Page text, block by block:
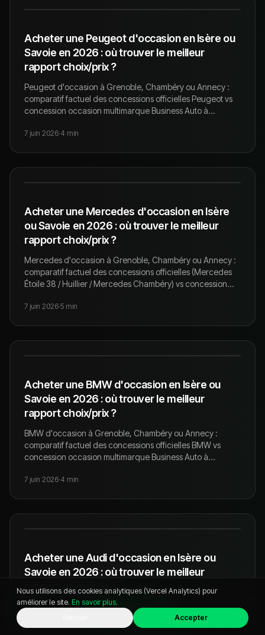
Acheter une Peugeot d'occasion en Isère ou
Savoie en 2026 : où trouver le meilleur
rapport choix/prix ?
Peugeot d'occasion à Grenoble, Chambéry ou Annecy :
comparatif factuel des concessions officielles Peugeot vs
concession occasion multimarque Business Auto à
2008, Rifter.
7 juin 2026·4 min
Acheter une Mercedes d'occasion en Isère
ou Savoie en 2026 : où trouver le meilleur
rapport choix/prix ?
Mercedes d'occasion à Grenoble, Chambéry ou Annecy :
comparatif factuel des concessions officielles (Mercedes
Étoile 38 / Huillier / Mercedes Chambéry) vs concession
prix, garantie, démarches.
7 juin 2026·5 min
Acheter une BMW d'occasion en Isère ou
Savoie en 2026 : où trouver le meilleur
rapport choix/prix ?
BMW d'occasion à Grenoble, Chambéry ou Annecy :
comparatif factuel des concessions officielles BMW vs
concession occasion multimarque Business Auto à
7 juin 2026·4 min
Acheter une Audi d'occasion en Isère ou
Savoie en 2026 : où trouver le meilleur
rapport choix/prix ?
Audi d'occasion à Grenoble, Chambéry ou Annecy :
comparatif factuel des concessions officielles Audi vs
concession occasion multimarque Business Auto à
Appeler
Nous utilisons des cookies analytiques (Vercel Analytics) pour
améliorer le site. En savoir plus.
Accepter